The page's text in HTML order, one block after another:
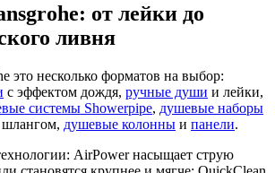
от лейки до
ливня
это несколько форматов на выбор:
с эффектом дождя, ручные души и лейки,
системы Showerpipe, душевые наборы
душевые колонны и панели.
AirPower насыщает струю